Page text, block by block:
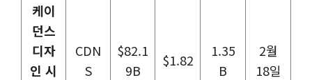
케이
던스
디자
인 시
CDN
S
$82.1
9B
$1.82
1.35
B
2월
18일